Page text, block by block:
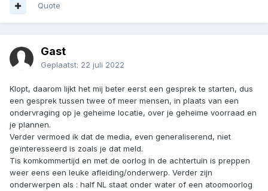
Quote
Gast
Geplaatst: 22 juli 2022
Klopt, daarom lijkt het mij beter eerst een gesprek te starten, dus
een gesprek tussen twee of meer mensen, in plaats van een
ondervraging op je geheime locatie, over je geheime voorraad en
je plannen.
Verder vermoed ik dat de media, even generaliserend, niet
geïnteresseerd is zoals je dat meld.
Tis komkommertijd en met de oorlog in de achtertuin is preppen
weer eens een leuke afleiding/onderwerp. Verder zijn
onderwerpen als : half NL staat onder water of een atoomoorlog